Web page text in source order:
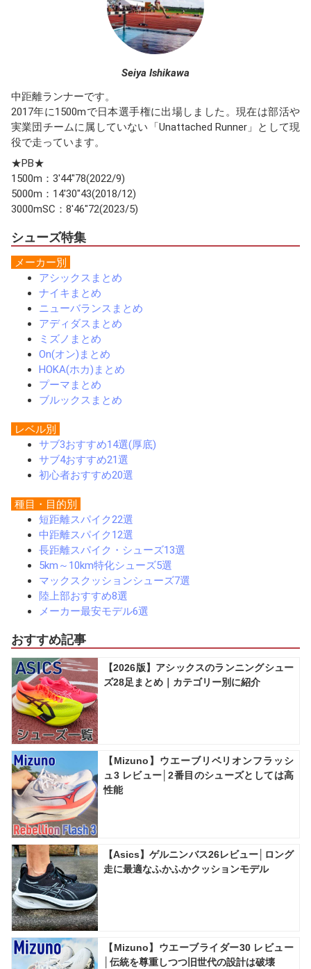
Seiya Ishikawa
中距離ランナーです。
2017年に1500mで日本選手権に出場しました。現在は部活や
実業団チームに属していない「Unattached Runner」として現
役で走っています。
★PB★
1500m：3'44"78(2022/9)
5000m：14'30"43(2018/12)
3000mSC：8'46"72(2023/5)
シューズ特集
メーカー別
アシックスまとめ
ナイキまとめ
ニューバランスまとめ
アディダスまとめ
ミズノまとめ
On(オン)まとめ
HOKA(ホカ)まとめ
プーマまとめ
ブルックスまとめ
レベル別
サブ3おすすめ14選(厚底)
サブ4おすすめ21選
初心者おすすめ20選
種目・目的別
短距離スパイク22選
中距離スパイク12選
長距離スパイク・シューズ13選
5km～10km特化シューズ5選
マックスクッションシューズ7選
陸上部おすすめ8選
メーカー最安モデル6選
おすすめ記事
【2026版】アシックスのランニングシュー
ズ28足まとめ｜カテゴリー別に紹介
【Mizuno】ウエーブリベリオンフラッシ
ュ3 レビュー│2番目のシューズとしては高
性能
【Asics】ゲルニンバス26レビュー│ロング
走に最適なふかふかクッションモデル
【Mizuno】ウエーブライダー30 レビュー
│伝統を尊重しつつ旧世代の設計は破壊